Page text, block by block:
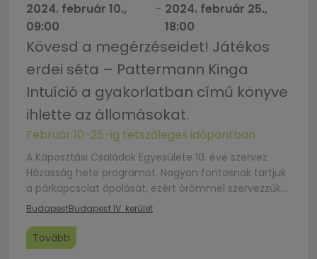
2024. február 10.,
09:00
- 2024. február 25.,
18:00
Kövesd a megérzéseidet! Játékos
erdei séta – Pattermann Kinga
Intuíció a gyakorlatban című könyve
ihlette az állomásokat.
Február 10-25-ig tetszőleges időpontban
A Káposztási Családok Egyesülete 10. éve szervez
Házasság hete programot. Nagyon fontosnak tartjuk
a párkapcsolat ápolását, ezért örömmel szervezzük
meg évről évre ezt az alkalmat házaspároknak,
alábbi emailcímen:
hazassaghete@kaposztasicsaladok.hu Részvételi
BudapestBudapest IV. kerület
Tovább